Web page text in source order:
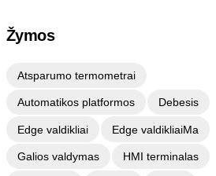
Žymos
Atsparumo termometrai
Automatikos platformos Debesis
Edge valdikliai Edge valdikliaiMa
Galios valdymas HMI terminalas